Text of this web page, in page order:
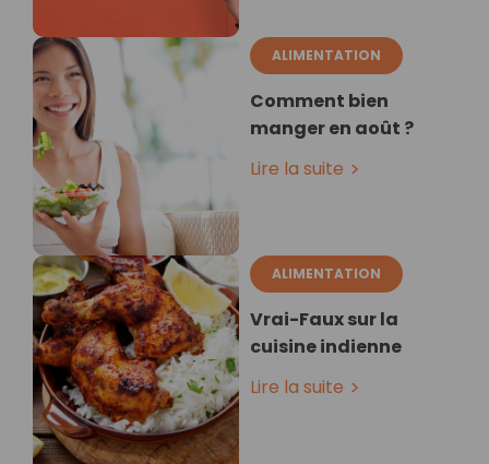
ALIMENTATION
Comment bien
manger en août ?
Lire la suite
ALIMENTATION
Vrai-Faux sur la
cuisine indienne
Lire la suite